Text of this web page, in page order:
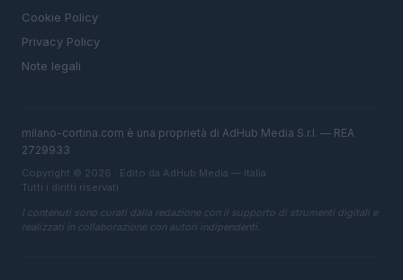
Cookie Policy
Privacy Policy
Note legali
milano-cortina.com è una proprietà di AdHub Media S.r.l. — REA
2729933
Copyright © 2026 · Edito da AdHub Media — Italia
Tutti i diritti riservati
I contenuti sono curati dalla redazione con il supporto di strumenti digitali e
realizzati in collaborazione con autori indipendenti.